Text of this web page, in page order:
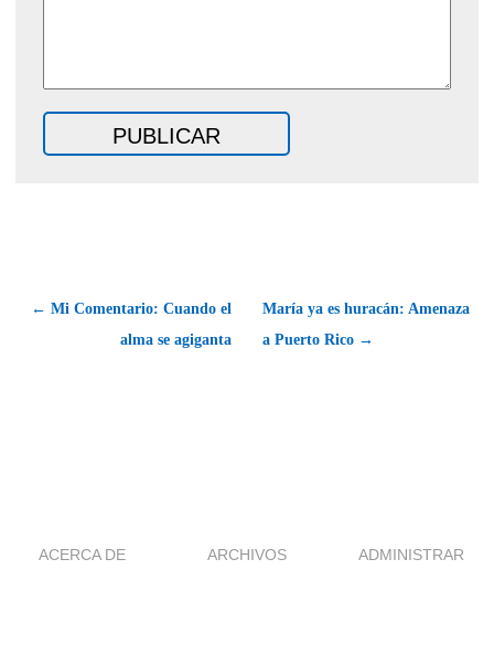
← Mi Comentario: Cuando el
alma se agiganta
María ya es huracán: Amenaza
a Puerto Rico →
ACERCA DE ARCHIVOS ADMINISTRAR